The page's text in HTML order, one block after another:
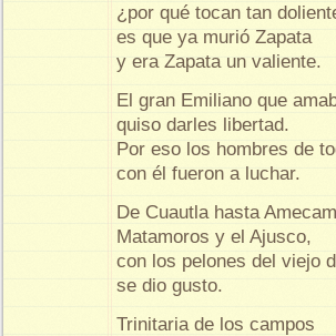
¿por qué tocan tan
es que ya murió Zapata
y era Zapata un valiente.
El gran Emiliano que
quiso darles libertad.
Por eso los hombres de
con él fueron a luchar.
De Cuautla hasta
Matamoros y el Ajusco,
con los pelones del viejo
se dio gusto.
Trinitaria de los campos